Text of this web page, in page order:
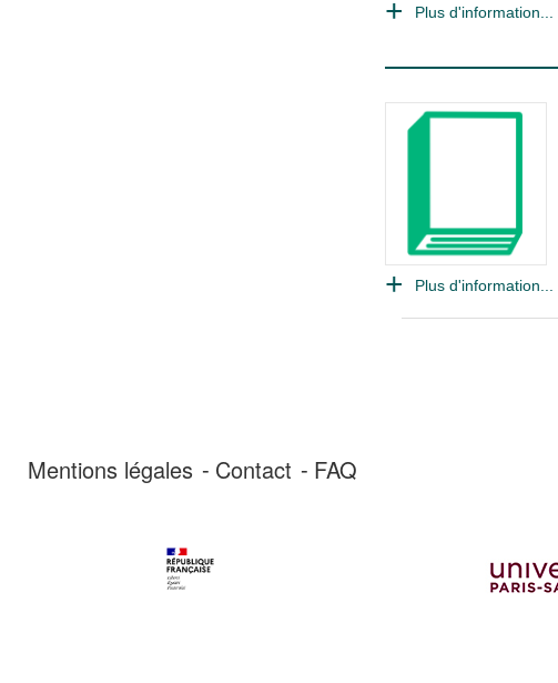
Plus d'information...
Plus d'information...
Mentions légales Contact FAQ